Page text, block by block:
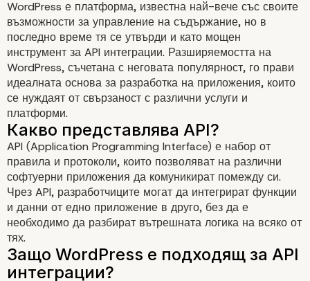
Провокативен поглед
WordPress като
API интеграции
WordPress е платформа, известна най-вече със своите
възможности за управление на съдържание, но в
последно време тя се утвърди и като мощен
инструмент за API интеграции. Разширяемостта на
WordPress, съчетана с неговата популярност, го прави
идеалната основа за разработка на приложения, които
се нуждаят от свързаност с различни услуги и
платформи.
API (Application Programming Interface) е набор от
правила и протоколи, които позволяват на различни
софтуерни приложения да комуникират помежду си.
Чрез API, разработчиците могат да интегрират функции
и данни от едно приложение в друго, без да е
необходимо да разбират вътрешната логика на всяко от
тях.